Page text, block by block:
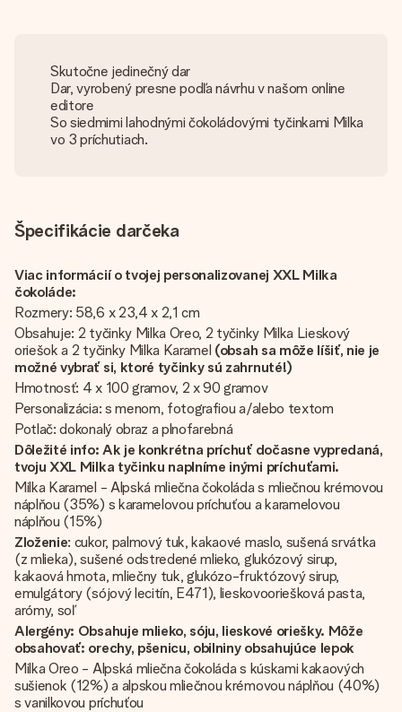
Skutočne jedinečný dar
Dar, vyrobený presne podľa návrhu v našom online
editore
So siedmimi lahodnými čokoládovými tyčinkami Milka
vo 3 príchutiach.
Špecifikácie darčeka
Viac informácií o tvojej personalizovanej XXL Milka
čokoláde:
Rozmery: 58,6 x 23,4 x 2,1 cm
Obsahuje: 2 tyčinky Milka Oreo, 2 tyčinky Milka Lieskový
oriešok a 2 tyčinky Milka Karamel (obsah sa môže líšiť, nie je
možné vybrať si, ktoré tyčinky sú zahrnuté!)
Hmotnosť: 4 x 100 gramov, 2 x 90 gramov
Personalizácia: s menom, fotografiou a/alebo textom
Potlač: dokonalý obraz a plnofarebná
Dôležité info: Ak je konkrétna príchuť dočasne vypredaná,
tvoju XXL Milka tyčinku naplníme inými príchuťami.
Milka Karamel - Alpská mliečna čokoláda s mliečnou krémovou
náplňou (35%) s karamelovou príchuťou a karamelovou
náplňou (15%)
Zloženie: cukor, palmový tuk, kakaové maslo, sušená srvátka
(z mlieka), sušené odstredené mlieko, glukózový sirup,
kakaová hmota, mliečny tuk, glukózo-fruktózový sirup,
emulgátory (sójový lecitín, E471), lieskovooriešková pasta,
arómy, soľ
Alergény: Obsahuje mlieko, sóju, lieskové oriešky. Môže
obsahovať: orechy, pšenicu, obilniny obsahujúce lepok
Milka Oreo - Alpská mliečna čokoláda s kúskami kakaových
sušienok (12%) a alpskou mliečnou krémovou náplňou (40%)
s vanilkovou príchuťou